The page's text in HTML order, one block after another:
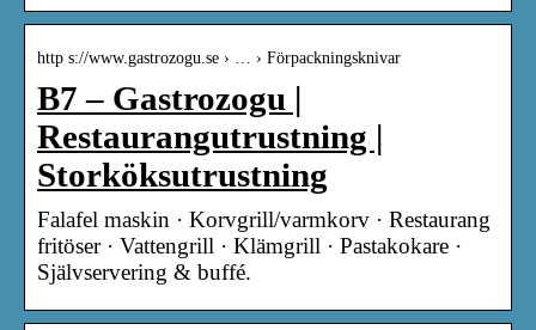
http s://www.gastrozogu.se › … › Förpackningsknivar
B7 – Gastrozogu |
Restaurangutrustning |
Storköksutrustning
Falafel maskin · Korvgrill/varmkorv · Restaurang
fritöser · Vattengrill · Klämgrill · Pastakokare ·
Självservering & buffé.